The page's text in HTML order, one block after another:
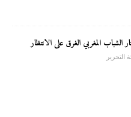
المغربي الغرق على الانتظار
التحرير